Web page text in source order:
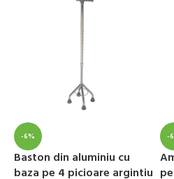
-6%
Baston din aluminiu cu
baza pe 4 picioare argintiu
-